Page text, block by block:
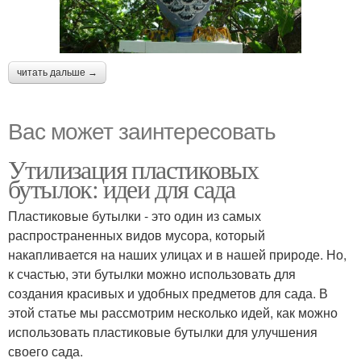
читать дальше →
Вас может заинтересовать
Утилизация пластиковых
бутылок: идеи для сада
Пластиковые бутылки - это один из самых
распространенных видов мусора, который
накапливается на наших улицах и в нашей природе. Но,
к счастью, эти бутылки можно использовать для
создания красивых и удобных предметов для сада. В
этой статье мы рассмотрим несколько идей, как можно
использовать пластиковые бутылки для улучшения
своего сада.